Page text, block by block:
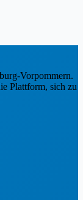
Vorpommern.
Plattform, sich zu